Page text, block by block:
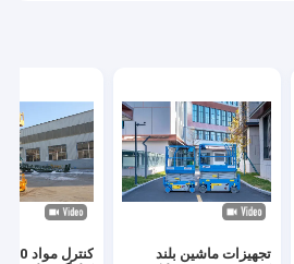
تجهیزات ماشین بلند
کنترل مواد